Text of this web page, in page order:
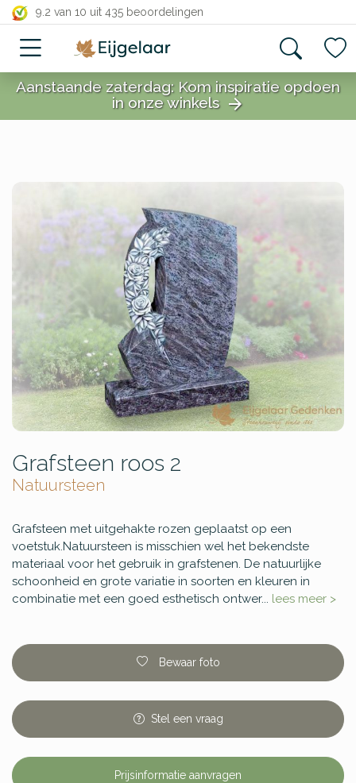
9.2 van 10 uit 435 beoordelingen
close
close
Aanstaande zaterdag: Kom inspiratie opdoen
in onze winkels arrow_forward
Grafsteen roos 2
Natuursteen
Grafsteen met uitgehakte rozen geplaatst op een
voetstuk.Natuursteen is misschien wel het bekendste
materiaal voor het gebruik in grafstenen. De natuurlijke
schoonheid en grote variatie in soorten en kleuren in
combinatie met een goed esthetisch ontwer... lees meer >
Bewaar foto
Stel een vraag
Prijsinformatie aanvragen